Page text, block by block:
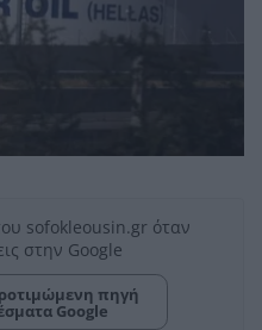
sofokleousin.gr όταν
στην Google
πηγή
Google